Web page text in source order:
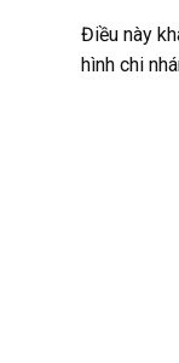
Điều này
hình chi